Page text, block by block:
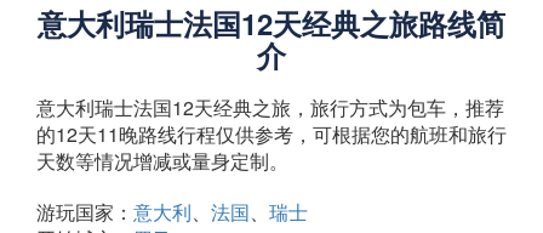
意大利瑞士法国12天经典之旅路线简
介
意大利瑞士法国12天经典之旅，旅行方式为包车，推荐
的12天11晚路线行程仅供参考，可根据您的航班和旅行
天数等情况增减或量身定制。
游玩国家： 意大利 法国
瑞士